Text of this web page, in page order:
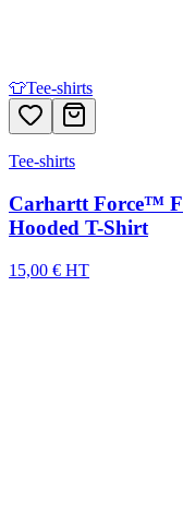
👕Tee-shirts
Tee-shirts
Carhartt Force™
Hooded T-Shirt
15,00 € HT